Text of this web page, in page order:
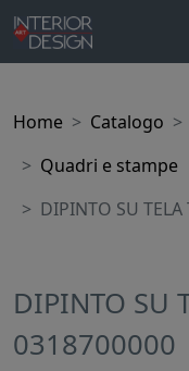
Home Catalogo
Quadri e stampe
DIPINTO SU
DIPINTO SU
0318700000